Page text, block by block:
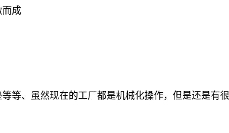
而成
等、虽然现在的工厂都是机械化操作，但是还是有